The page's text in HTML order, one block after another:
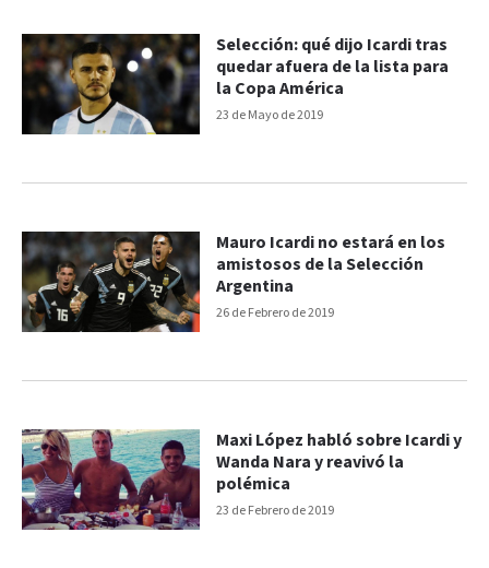
23 de Mayo de 2019
Selección: qué dijo Icardi tras
quedar afuera de la lista para
la Copa América
26 de Febrero de 2019
Mauro Icardi no estará en los
amistosos de la Selección
Argentina
23 de Febrero de 2019
Maxi López habló sobre Icardi y
Wanda Nara y reavivó la
polémica